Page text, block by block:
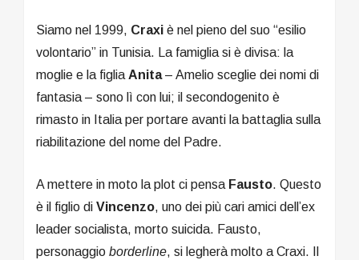
Siamo nel 1999, Craxi è nel pieno del suo “esilio
volontario” in Tunisia. La famiglia si è divisa: la
moglie e la figlia Anita– Amelio sceglie dei nomi di
fantasia – sono lì con lui; il secondogenito è
rimasto in Italia per portare avanti la battaglia sulla
riabilitazione del nome del Padre.
A mettere in moto la plot ci pensa Fausto. Questo
è il figlio di Vincenzo, uno dei più cari amici dell’ex
leader socialista, morto suicida. Fausto,
personaggio borderline, si legherà molto a Craxi. Il